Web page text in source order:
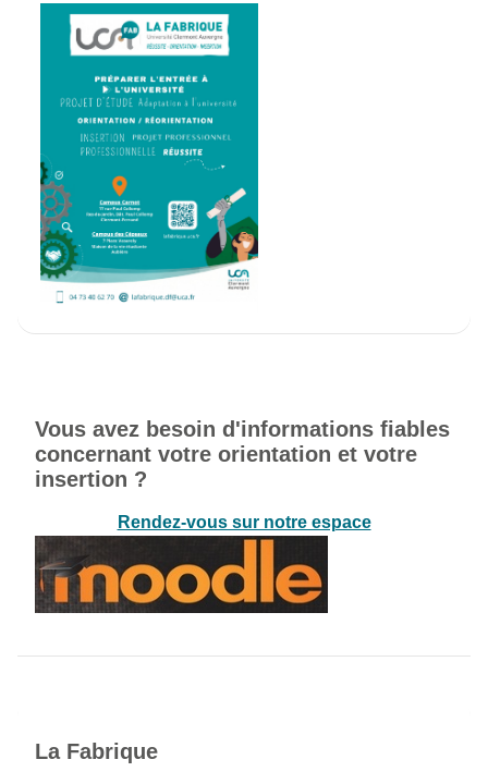
Vous avez besoin d'informations fiables
concernant votre orientation et votre
insertion ?
Rendez-vous sur notre espace
La Fabrique